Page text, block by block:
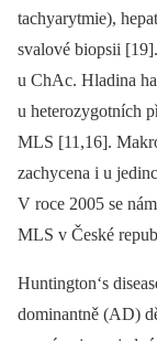
tachyarytmie),
svalové biopsii
u ChAc. Hladina
u heterozygotních
MLS [11,16].
zachycena i u
V roce 2005 se
MLS v České
Huntington‘s
dominantně (AD)